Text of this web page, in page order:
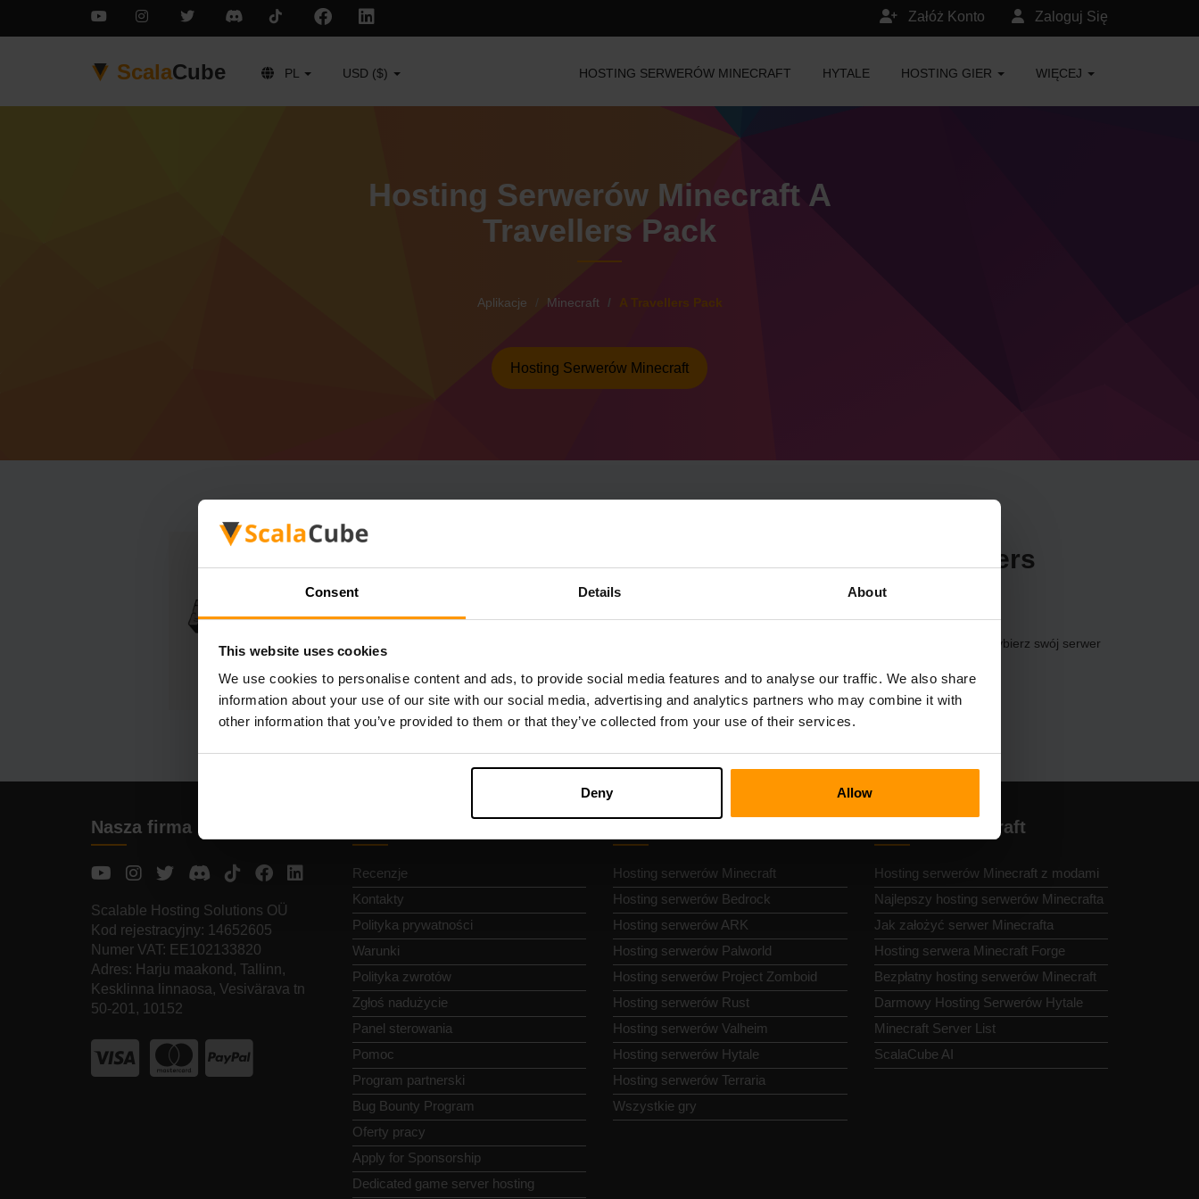
Consent Details About
This website uses cookies
We use cookies to personalise content and ads, to provide social media features and to analyse our traffic. We also share
information about your use of our site with our social media, advertising and analytics partners who may combine it with
other information that you’ve provided to them or that they’ve collected from your use of their services.
Deny Allow
Zaloguj Się
Załóż Konto
ScalaCube PL USD ($) HOSTING SERWERÓW MINECRAFT HYTALE HOSTING GIER WIĘCEJ
Hosting Serwerów Minecraft A
Travellers Pack
Aplikacje Minecraft A Travellers Pack
Hosting Serwerów Minecraft
Jak zrobić serwer Minecraft A Travellers
Pack.
(Serwery → Wybierz swój serwer
Życzymy miłej gry na serwerze!
Nasza firma
Scalable Hosting Solutions OÜ
Kod rejestracyjny: 14652605
Numer VAT: EE102133820
Adres: Harju maakond, Tallinn,
Kesklinna linnaosa, Vesivärava tn
50-201, 10152
Recenzje
Kontakty
Polityka prywatności
Warunki
Polityka zwrotów
Zgłoś nadużycie
Panel sterowania
Pomoc
Program partnerski
Bug Bounty Program
Oferty pracy
Apply for Sponsorship
Dedicated game server hosting
Hosting serwerów Minecraft
Hosting serwerów Bedrock
Hosting serwerów ARK
Hosting serwerów Palworld
Hosting serwerów Project Zomboid
Hosting serwerów Rust
Hosting serwerów Valheim
Hosting serwerów Hytale
Hosting serwerów Terraria
Wszystkie gry
Hosting Minecraft
Hosting serwerów Minecraft z modami
Najlepszy hosting serwerów Minecrafta
Jak założyć serwer Minecrafta
Hosting serwera Minecraft Forge
Bezpłatny hosting serwerów Minecraft
Darmowy Hosting Serwerów Hytale
Minecraft Server List
ScalaCube AI